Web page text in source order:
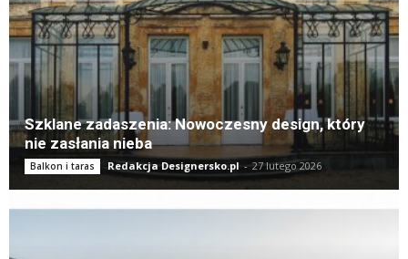
Szklane zadaszenia: Nowoczesny design, który
nie zasłania nieba
Balkon i taras Redakcja Designersko.pl - 27 lutego 2026